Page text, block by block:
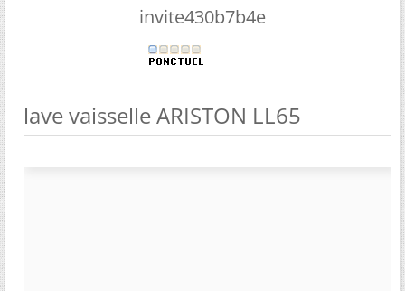
invite430b7b4e
lave vaisselle ARISTON LL65